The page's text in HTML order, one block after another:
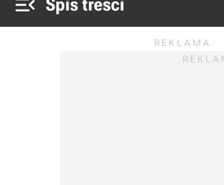
Spis treści